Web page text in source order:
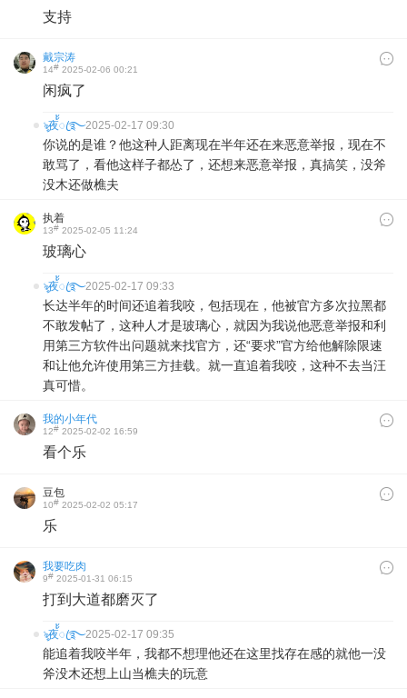
支持
戴宗涛
14# 2025-02-06 00:21
闲疯了
ৡ夜้้ꦿ࿐2025-02-17 09:30
你说的是谁？他这种人距离现在半年还在来恶意举报，现在不
敢骂了，看他这样子都怂了，还想来恶意举报，真搞笑，没斧
没木还做樵夫
执着
13# 2025-02-05 11:24
玻璃心
ৡ夜้้ꦿ࿐2025-02-17 09:33
长达半年的时间还追着我咬，包括现在，他被官方多次拉黑都
不敢发帖了，这种人才是玻璃心，就因为我说他恶意举报和利
用第三方软件出问题就来找官方，还“要求”官方给他解除限速
和让他允许使用第三方挂载。就一直追着我咬，这种不去当汪
真可惜。
我的小年代
12# 2025-02-02 16:59
看个乐
豆包
10# 2025-02-02 05:17
乐
我要吃肉
9# 2025-01-31 06:15
打到大道都磨灭了
ৡ夜้้ꦿ࿐2025-02-17 09:35
能追着我咬半年，我都不想理他还在这里找存在感的就他一没
斧没木还想上山当樵夫的玩意